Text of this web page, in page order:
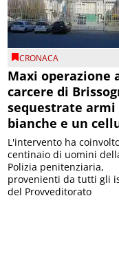
CRONACA
Maxi operazione
carcere di
sequestrate armi
bianche e un
L'intervento ha
centinaio di uomini
Polizia penitenziaria,
provenienti da tutti gli
del Provveditorato